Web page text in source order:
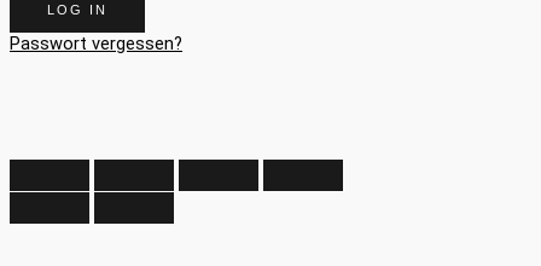
LOG IN
Passwort vergessen?